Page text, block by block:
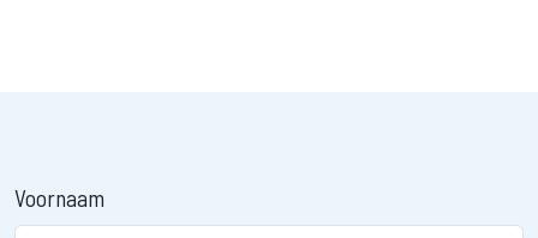
Voornaam